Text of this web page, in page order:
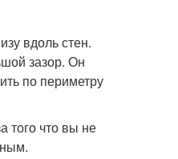
вдоль стен.
зазор. Он
по периметру
того что вы не